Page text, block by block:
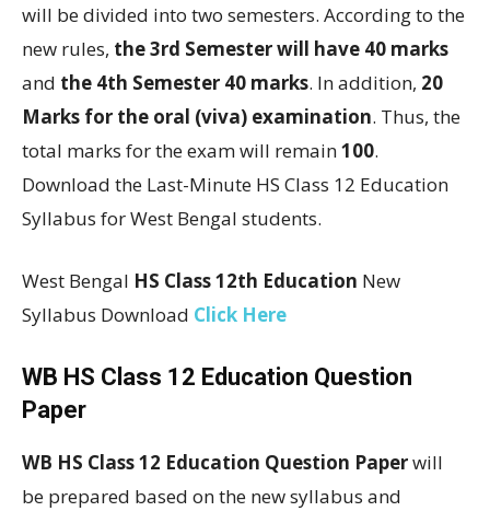
will be divided into two semesters. According to the
new rules, the 3rd Semester will have 40 marks
and the 4th Semester 40 marks. In addition, 20
Marks for the oral (viva) examination. Thus, the
total marks for the exam will remain100.
Download the Last-Minute HS Class 12 Education
Syllabus for West Bengal students.
West Bengal HS Class 12th Education New
Syllabus Download Click Here
WB HS Class 12 Education Question
Paper
WB HS Class 12 Education Question Paperwill
be prepared based on the new syllabus and